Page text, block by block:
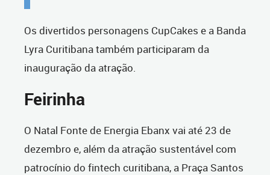
Os divertidos personagens CupCakes e a Banda
Lyra Curitibana também participaram da
inauguração da atração.
Feirinha
O Natal Fonte de Energia Ebanx vai até 23 de
dezembro e, além da atração sustentável com
patrocínio do fintech curitibana, a Praça Santos